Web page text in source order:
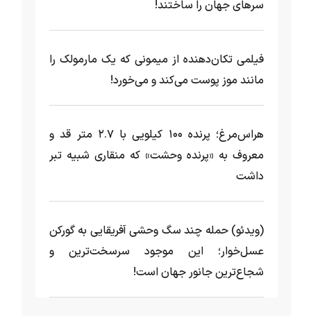
سرهای جهان را ساختند!
فیلمی تکان‌دهنده از میمونی که یک مارمولک را
مانند موز پوست می‌کند و می‌خورد!
هراس‌مرغ؛ پرنده ۱۰۰ کیلویی با ۲.۷ متر قد و
معروف به «پرنده وحشت» که منقاری شبیه تبر
داشت
(ویدئو) حمله چند سگ وحشی آفریقایی به گورکن
عسل‌خوار؛ این موجود سرسخت‌ترین و
شجاع‌ترین جانور جهان است!